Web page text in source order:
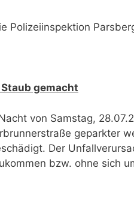
Polizeiinspektion
gemacht
von Samstag,
geparkter
Der
bzw. ohne sich